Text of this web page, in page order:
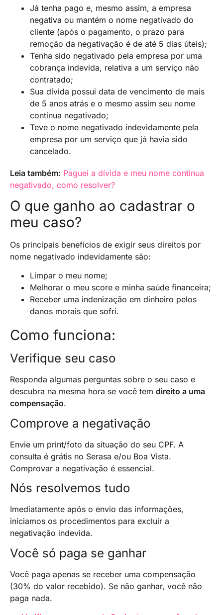
Já tenha pago e, mesmo assim, a empresa
negativa ou mantém o nome negativado do
cliente (após o pagamento, o prazo para
remoção da negativação é de até 5 dias úteis);
Tenha sido negativado pela empresa por uma
cobrança indevida, relativa a um serviço não
contratado;
Sua dívida possui data de vencimento de mais
de 5 anos atrás e o mesmo assim seu nome
continua negativado;
Teve o nome negativado indevidamente pela
empresa por um serviço que já havia sido
cancelado.
Leia também: Paguei a dívida e meu nome continua
negativado, como resolver?
O que ganho ao cadastrar o
meu caso?
Os principais benefícios de exigir seus direitos por
nome negativado indevidamente são:
Limpar o meu nome;
Melhorar o meu score e minha saúde financeira;
Receber uma indenização em dinheiro pelos
danos morais que sofri.
Como funciona:
Verifique seu caso
Responda algumas perguntas sobre o seu caso e
descubra na mesma hora se você tem direito a uma
compensação.
Comprove a negativação
Envie um print/foto da situação do seu CPF. A
consulta é grátis no Serasa e/ou Boa Vista.
Comprovar a negativação é essencial.
Nós resolvemos tudo
Imediatamente após o envio das informações,
iniciamos os procedimentos para excluir a
negativação indevida.
Você só paga se ganhar
Você paga apenas se receber uma compensação
(30% do valor recebido). Se não ganhar, você não
paga nada.